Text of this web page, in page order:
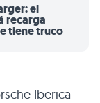
el
recarga
tiene truco
Iberica